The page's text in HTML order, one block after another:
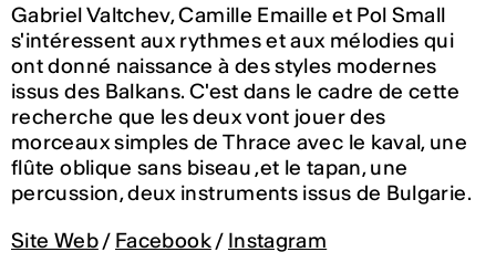
Gabriel Valtchev, Camille Emaille et Pol Small
s'intéressent aux rythmes et aux mélodies qui
ont donné naissance à des styles modernes
issus des Balkans. C'est dans le cadre de cette
recherche que les deux vont jouer des
morceaux simples de Thrace avec le kaval, une
flûte oblique sans biseau ,et le tapan, une
percussion, deux instruments issus de Bulgarie.
Site Web/ Facebook/ Instagram